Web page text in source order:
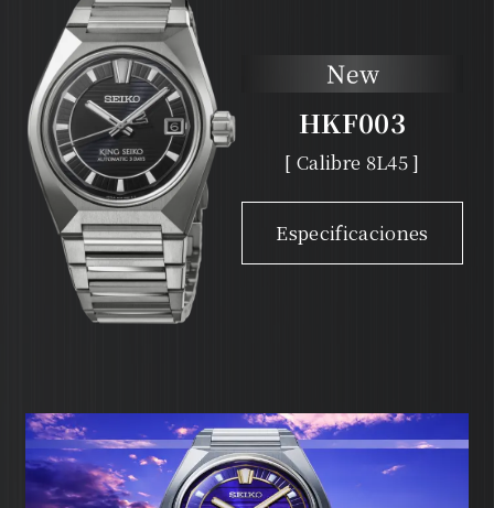
HKF003
[ Calibre 8L45 ]
Especificaciones